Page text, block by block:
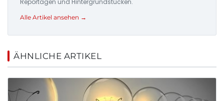
Reportagen und Hintergrundstücken.
Alle Artikel ansehen →
ÄHNLICHE ARTIKEL